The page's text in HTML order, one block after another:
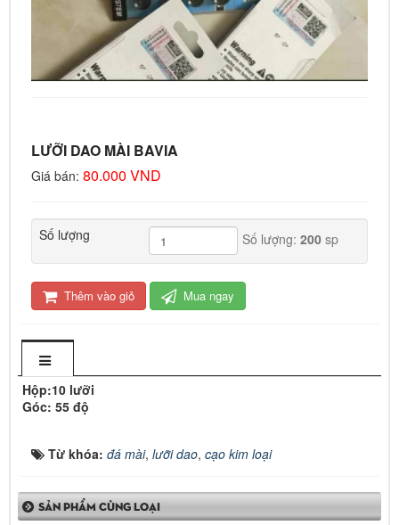
LƯỠI DAO MÀI BAVIA
Giá bán: 80.000 VND
Số lượng Số lượng:200 sp
Thêm vào giỏ Mua ngay
Hộp:10 lưỡi
Góc: 55 độ
Từ khóa: đá mài, lưỡi dao, cạo kim loại
SẢN PHẨM CÙNG LOẠI